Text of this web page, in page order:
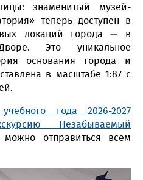
знаменитый музей-
теперь доступен в
локаций города — в
Это уникальное
основания города и
в масштабе 1:87 с
года 2026-2027
Незабываемый
отправиться всем